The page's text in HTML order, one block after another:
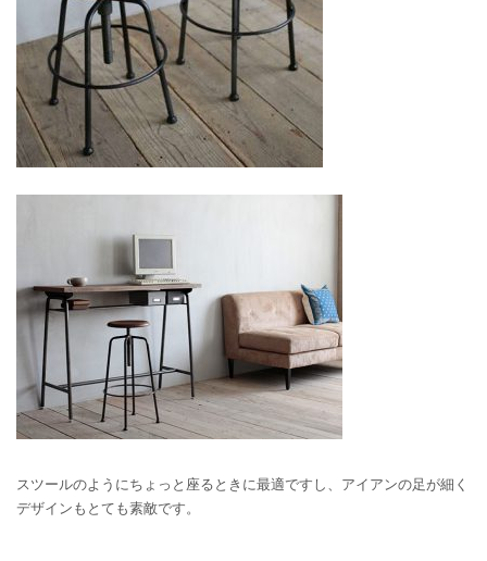
スツールのようにちょっと座るときに最適ですし、アイアンの足が細く
デザインもとても素敵です。